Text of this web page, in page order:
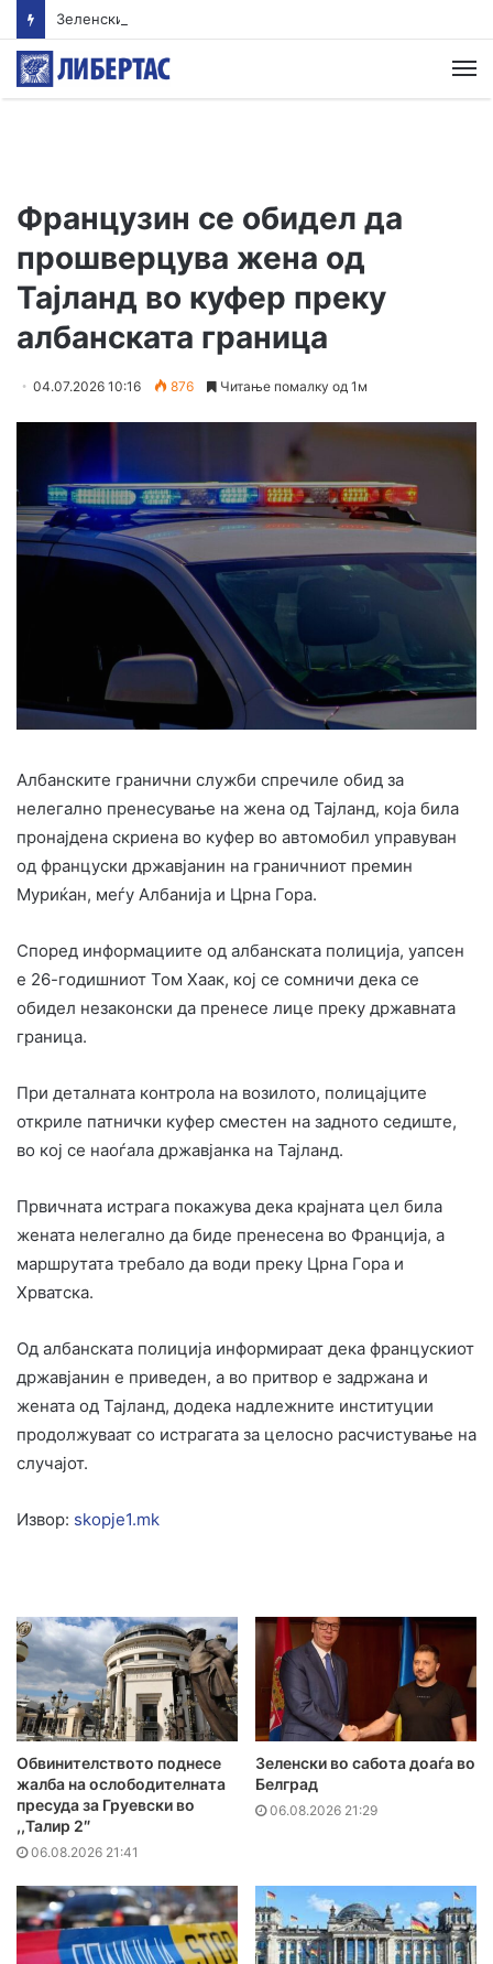
Зеленски во сабота доаѓа во Белград
Французин се обидел да
прошверцува жена од
Тајланд во куфер преку
албанската граница
04.07.2026 10:16 876 Читање помалку од 1м
Албанските гранични служби спречиле обид за
нелегално пренесување на жена од Тајланд, која била
пронајдена скриена во куфер во автомобил управуван
од француски државјанин на граничниот премин
Муриќан, меѓу Албанија и Црна Гора.
Според информациите од албанската полиција, уапсен
е 26-годишниот Том Хаак, кој се сомничи дека се
обидел незаконски да пренесе лице преку државната
граница.
При деталната контрола на возилото, полицајците
откриле патнички куфер сместен на задното седиште,
во кој се наоѓала државјанка на Тајланд.
Првичната истрага покажува дека крајната цел била
жената нелегално да биде пренесена во Франција, а
маршрутата требало да води преку Црна Гора и
Хрватска.
Од албанската полиција информираат дека францускиот
државјанин е приведен, а во притвор е задржана и
жената од Тајланд, додека надлежните институции
продолжуваат со истрагата за целосно расчистување на
случајот.
Извор: skopje1.mk
Обвинителството поднесе
жалба на ослободителната
пресуда за Груевски во
,,Талир 2″
06.08.2026 21:41
Зеленски во сабота доаѓа во
Белград
06.08.2026 21:29